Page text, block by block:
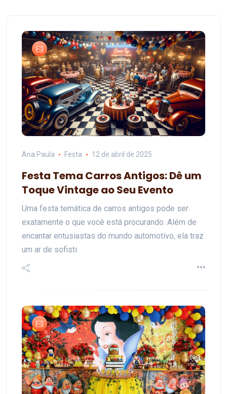
Ana Paula Festa 12 de abril de 2025
Festa Tema Carros Antigos: Dê um
Toque Vintage ao Seu Evento
Uma festa temática de carros antigos pode ser
exatamente o que você está procurando. Além de
encantar entusiastas do mundo automotivo, ela traz
um ar de sofisti